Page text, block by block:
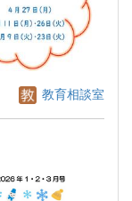
教育相談室